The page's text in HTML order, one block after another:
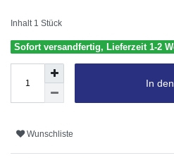
Inhalt 1 Stück
Sofort versandfertig, Lieferzeit 1-2
In
Wunschliste